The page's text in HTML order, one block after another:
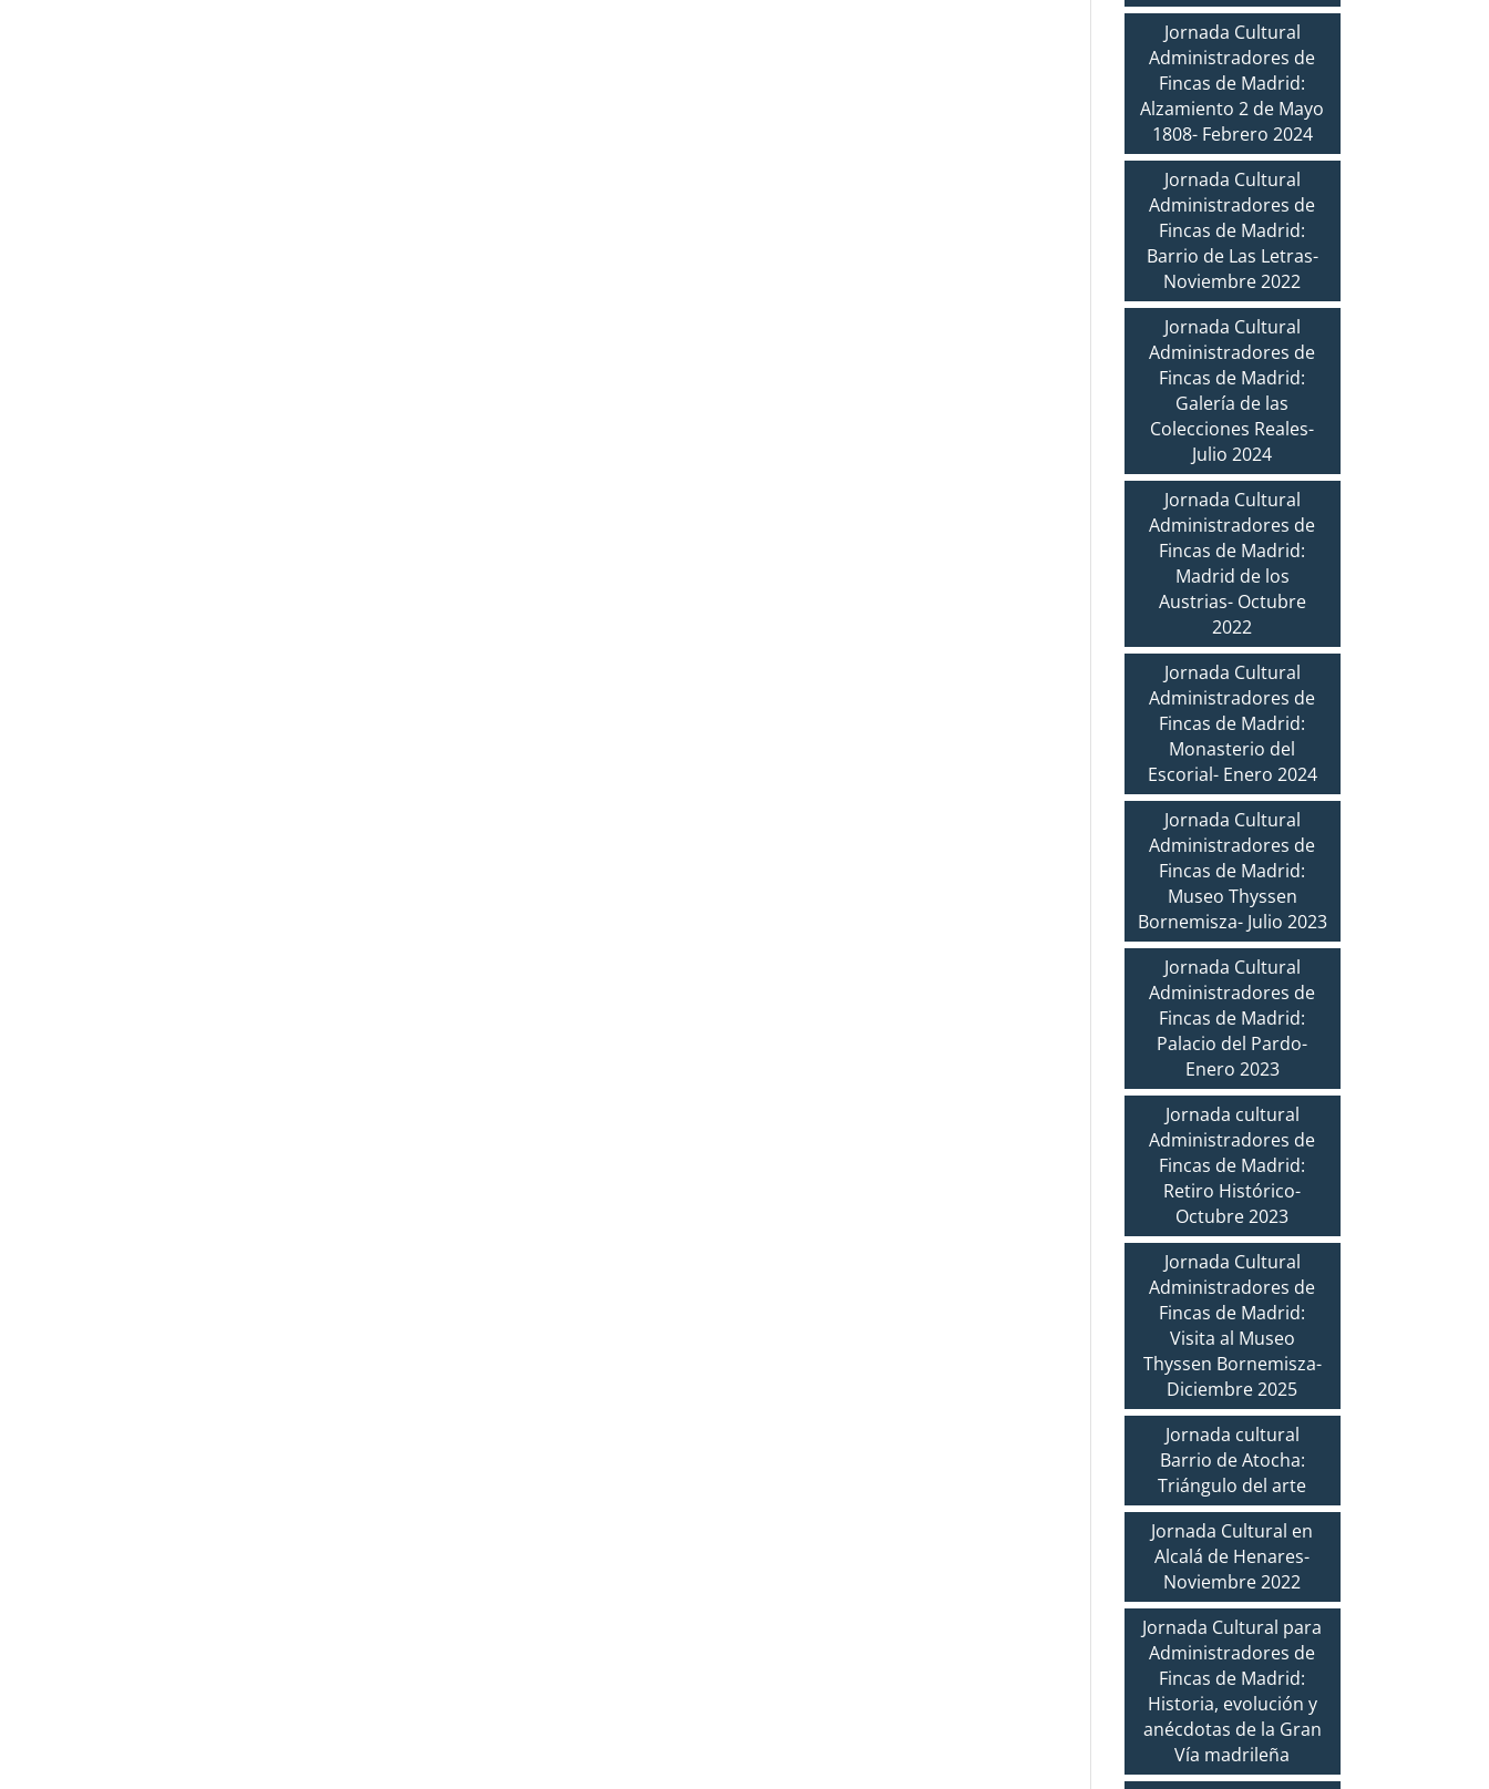
Jornada Cultural
Administradores de
Fincas de Madrid:
Alzamiento 2 de Mayo
1808- Febrero 2024
Jornada Cultural
Administradores de
Fincas de Madrid:
Barrio de Las Letras-
Noviembre 2022
Jornada Cultural
Administradores de
Fincas de Madrid:
Galería de las
Colecciones Reales-
Julio 2024
Jornada Cultural
Administradores de
Fincas de Madrid:
Madrid de los
Austrias- Octubre
2022
Jornada Cultural
Administradores de
Fincas de Madrid:
Monasterio del
Escorial- Enero 2024
Jornada Cultural
Administradores de
Fincas de Madrid:
Museo Thyssen
Bornemisza- Julio 2023
Jornada Cultural
Administradores de
Fincas de Madrid:
Palacio del Pardo-
Enero 2023
Jornada cultural
Administradores de
Fincas de Madrid:
Retiro Histórico-
Octubre 2023
Jornada Cultural
Administradores de
Fincas de Madrid:
Visita al Museo
Thyssen Bornemisza-
Diciembre 2025
Jornada cultural
Barrio de Atocha:
Triángulo del arte
Jornada Cultural en
Alcalá de Henares-
Noviembre 2022
Jornada Cultural para
Administradores de
Fincas de Madrid:
Historia, evolución y
anécdotas de la Gran
Vía madrileña